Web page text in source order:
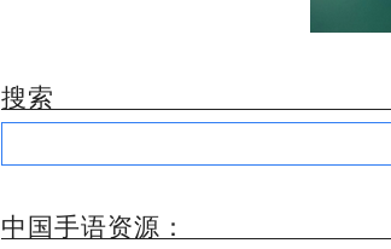
搜索
Search
中国手语资源：